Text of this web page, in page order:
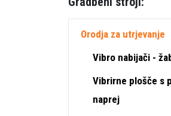
Orodja za utrjevanje
Vibro nabijači -
Vibrirne plošče s
naprej